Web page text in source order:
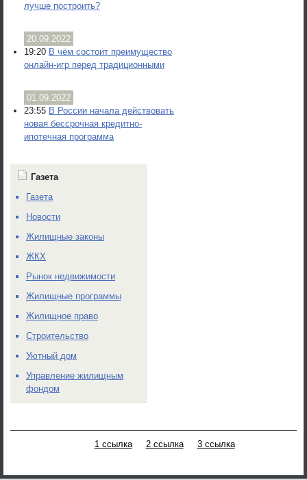
лучше построить?
20.09.2022
19:20 В чём состоит преимущество
онлайн-игр перед традиционными
01.09.2022
23:55 В России начала действовать
новая бессрочная кредитно-
ипотечная программа
Газета
Газета
Новости
Жилищные законы
ЖКХ
Рынок недвижимости
Жилищные программы
Жилищное право
Строительство
Уютный дом
Управление жилищным
фондом
1 ссылка 2 ссылка 3 ссылка